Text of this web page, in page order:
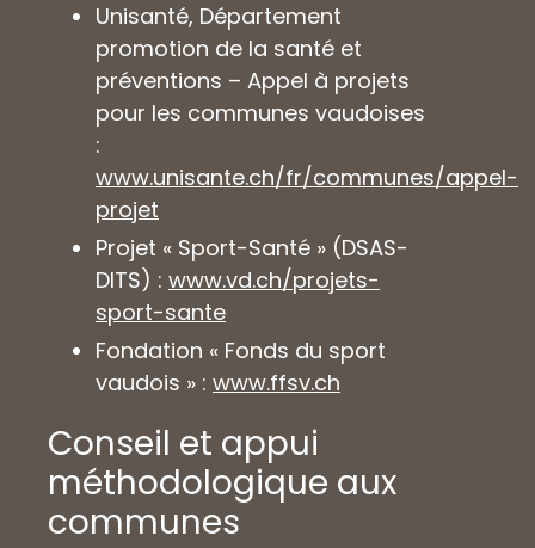
Unisanté, Département
promotion de la santé et
préventions – Appel à projets
pour les communes vaudoises
:
www.unisante.ch/fr/communes/appel-
projet
Projet « Sport-Santé » (DSAS-
DITS) : www.vd.ch/projets-
sport-sante
Fondation « Fonds du sport
vaudois » : www.ffsv.ch
Conseil et appui
méthodologique aux
communes